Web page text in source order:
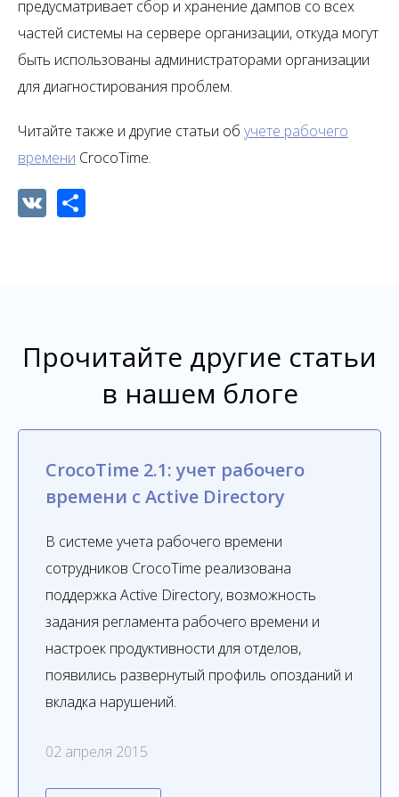
предусматривает сбор и хранение дампов со всех
частей системы на сервере организации, откуда могут
быть использованы администраторами организации
для диагностирования проблем.
Читайте также и другие статьи об учете рабочего
времени CrocoTime.
VK Share
Прочитайте другие статьи
в нашем блоге
CrocoTime 2.1: учет рабочего
времени с Active Directory
В системе учета рабочего времени
сотрудников CrocoTime реализована
поддержка Active Directory, возможность
задания регламента рабочего времени и
настроек продуктивности для отделов,
появились развернутый профиль опозданий и
вкладка нарушений.
02 апреля 2015